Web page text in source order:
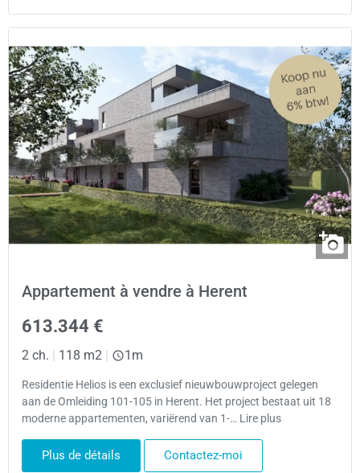
Appartement à vendre à Herent
613.344 €
2 ch. | 118 m2 | 1m
Residentie Helios is een exclusief nieuwbouwproject gelegen
aan de Omleiding 101-105 in Herent. Het project bestaat uit 18
moderne appartementen, variërend van 1-… Lire plus
Plus de détails Contactez-moi